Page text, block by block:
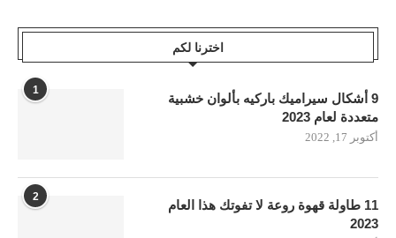
اخترنا لكم
1
9 أشكال سيراميك باركيه بألوان خشبية
متعددة لعام 2023
أكتوبر 17, 2022
2
11 طاولة قهوة روعة لا تفوتك هذا العام
2023